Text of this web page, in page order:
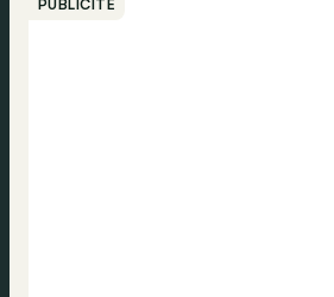
PUBLICITÉ